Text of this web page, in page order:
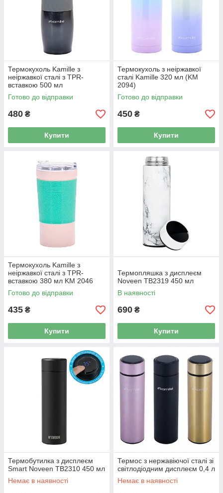
Термокухоль Kamille з
неіржавкої сталі з TPR-
вставкою 500 мл
Готово до відправки
480 ₴
Купити
Термокухоль з неіржавкої
сталі Kamille 320 мл (KM
2094)
Готово до відправки
450 ₴
Купити
Термокухоль Kamille з
неіржавкої сталі з TPR-
вставкою 380 мл KM 2046
Готово до відправки
435 ₴
Купити
Термопляшка з дисплеєм
Noveen TB2319 450 мл
В наявності
690 ₴
Купити
Термобутилка з дисплеєм
Smart Noveen TB2310 450 мл
Немає в наявності
Термос з нержавіючої сталі зі
світлодіодним дисплеєм 0,4 л
Немає в наявності